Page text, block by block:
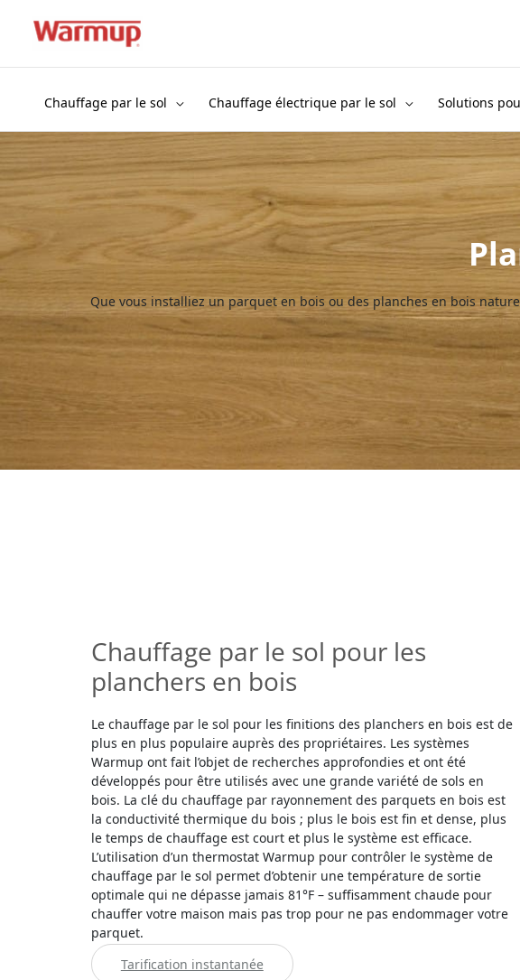
contenu
Chauffage par le sol Chauffage électrique par le sol Solutions
Que vous installiez un parquet en bois ou des planches en bois
Chauffage par le sol pour les
planchers en bois
Le chauffage par le sol pour les finitions des planchers en bois est de
plus en plus populaire auprès des propriétaires. Les systèmes
Warmup ont fait l’objet de recherches approfondies et ont été
développés pour être utilisés avec une grande variété de sols en
bois. La clé du chauffage par rayonnement des parquets en bois est
la conductivité thermique du bois ; plus le bois est fin et dense, plus
le temps de chauffage est court et plus le système est efficace.
L’utilisation d’un thermostat Warmup pour contrôler le système de
chauffage par le sol permet d’obtenir une température de sortie
optimale qui ne dépasse jamais 81°F – suffisamment chaude pour
chauffer votre maison mais pas trop pour ne pas endommager votre
parquet.
Tarification instantanée